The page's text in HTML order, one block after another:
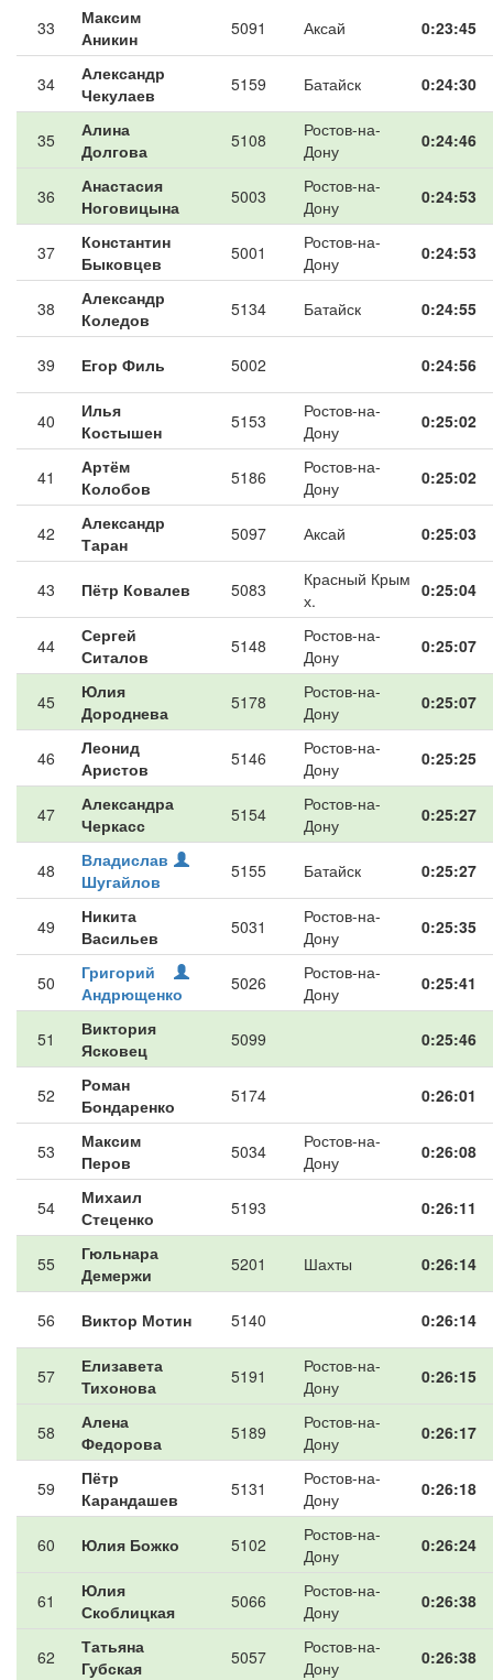
33
Максим
Аникин
5091 Аксай 0:23:45
34
Александр
Чекулаев
5159 Батайск 0:24:30
35
Алина
Долгова
5108
Ростов-на-
Дону
0:24:46
36
Анастасия
Ноговицына
5003
Ростов-на-
Дону
0:24:53
37
Константин
Быковцев
5001
Ростов-на-
Дону
0:24:53
38
Александр
Коледов
5134 Батайск 0:24:55
39 Егор Филь 5002 0:24:56
40
Илья
Костышен
5153
Ростов-на-
Дону
0:25:02
41
Артём
Колобов
5186
Ростов-на-
Дону
0:25:02
42
Александр
Таран
5097 Аксай 0:25:03
43 Пётр Ковалев 5083
Красный Крым
х.
0:25:04
44
Сергей
Ситалов
5148
Ростов-на-
Дону
0:25:07
45
Юлия
Дороднева
5178
Ростов-на-
Дону
0:25:07
46
Леонид
Аристов
5146
Ростов-на-
Дону
0:25:25
47
Александра
Черкасс
5154
Ростов-на-
Дону
0:25:27
48
Владислав
Шугайлов
5155 Батайск 0:25:27
49
Никита
Васильев
5031
Ростов-на-
Дону
0:25:35
50
Григорий
Андрющенко
5026
Ростов-на-
Дону
0:25:41
51
Виктория
Ясковец
5099 0:25:46
52
Роман
Бондаренко
5174 0:26:01
53
Максим
Перов
5034
Ростов-на-
Дону
0:26:08
54
Михаил
Стеценко
5193 0:26:11
55
Гюльнара
Демержи
5201 Шахты 0:26:14
56 Виктор Мотин 5140 0:26:14
57
Елизавета
Тихонова
5191
Ростов-на-
Дону
0:26:15
58
Алена
Федорова
5189
Ростов-на-
Дону
0:26:17
59
Пётр
Карандашев
5131
Ростов-на-
Дону
0:26:18
60 Юлия Божко 5102
Ростов-на-
Дону
0:26:24
61
Юлия
Скоблицкая
5066
Ростов-на-
Дону
0:26:38
62
Татьяна
Губская
5057
Ростов-на-
Дону
0:26:38